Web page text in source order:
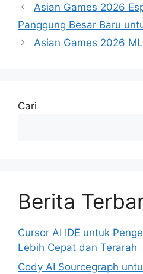
Asian Games 2026
Panggung Besar Baru
Asian Games 2026
Cari
Berita
Cursor AI IDE untuk
Lebih Cepat dan Terarah
Cody AI Sourcegraph